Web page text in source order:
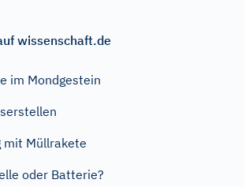
wissenschaft.de
im Mondgestein
Müllrakete
oder Batterie?